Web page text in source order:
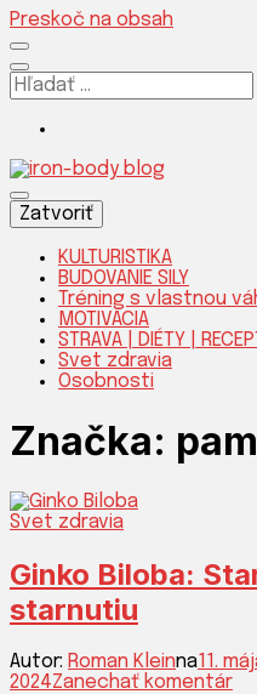
Preskoč na obsah
Hľadať:
Silnejšia verzia teba!
Zatvoriť
KULTURISTIKA
BUDOVANIE SILY
Tréning s vlastnou
MOTIVÁCIA
STRAVA | DIÉTY |
Svet zdravia
Osobnosti
Značka:
Svet zdravia
Ginko Biloba:
starnutiu
Autor: Roman Kleinna11.
2024Zanechať komentárk